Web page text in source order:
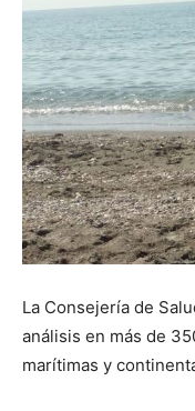
La Consejería de
análisis en más de
marítimas y